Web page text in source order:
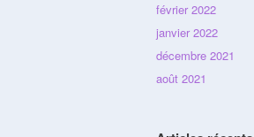
février 2022
janvier 2022
décembre 2021
août 2021